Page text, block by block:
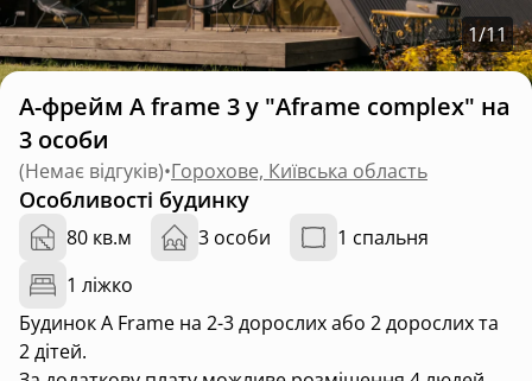
1/11
А-фрейм A frame 3 у "Aframe complex" на
3 особи
(Немає відгуків)•Горохове, Київська область
Особливості будинку
80 кв.м 3 особи
1 спальня
1 ліжко
Будинок A Frame на 2-3 дорослих або 2 дорослих та
2 дітей.